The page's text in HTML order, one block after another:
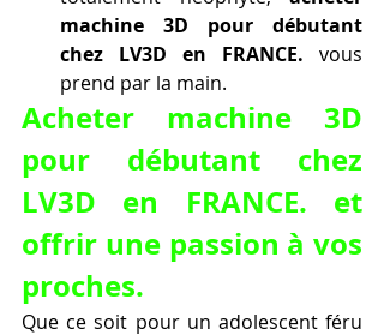
machine 3D pour débutant
chez LV3D en FRANCE. vous
prend par la main.
Acheter machine 3D
pour débutant chez
LV3D en FRANCE. et
offrir une passion à vos
proches.
Que ce soit pour un adolescent féru